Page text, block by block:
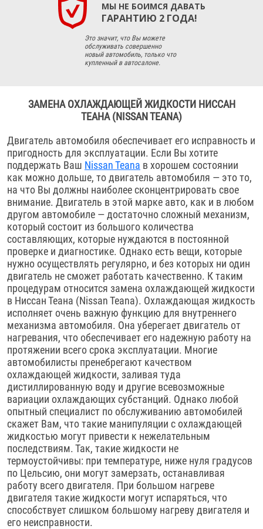
МЫ НЕ БОИМСЯ ДАВАТЬ
ГАРАНТИЮ 2 ГОДА!
Это значит, что Вы можете
обслуживать совершенно
новый автомобиль, только что
купленный в автосалоне.
ЗАМЕНА ОХЛАЖДАЮЩЕЙ ЖИДКОСТИ НИССАН
ТЕАНА (NISSAN TEANA)
Двигатель автомобиля обеспечивает его исправность и
пригодность для эксплуатации. Если Вы хотите
поддержать Ваш Nissan Teana в хорошем состоянии
как можно дольше, то двигатель автомобиля — это то,
на что Вы должны наиболее сконцентрировать свое
внимание. Двигатель в этой марке авто, как и в любом
другом автомобиле — достаточно сложный механизм,
который состоит из большого количества
составляющих, которые нуждаются в постоянной
проверке и диагностике. Однако есть вещи, которые
нужно осуществлять регулярно, и без которых ни один
двигатель не сможет работать качественно. К таким
процедурам относится замена охлаждающей жидкости
в Ниссан Теана (Nissan Teana). Охлаждающая жидкость
исполняет очень важную функцию для внутреннего
механизма автомобиля. Она уберегает двигатель от
нагревания, что обеспечивает его надежную работу на
протяжении всего срока эксплуатации. Многие
автомобилисты пренебрегают качеством
охлаждающей жидкости, заливая туда
дистиллированную воду и другие всевозможные
вариации охлаждающих субстанций. Однако любой
опытный специалист по обслуживанию автомобилей
скажет Вам, что такие манипуляции с охлаждающей
жидкостью могут привести к нежелательным
последствиям. Так, такие жидкости не
термоустойчивы: при температуре, ниже нуля градусов
по Цельсию, они могут замерзать, останавливая
работу всего двигателя. При большом нагреве
двигателя такие жидкости могут испаряться, что
способствует слишком большому нагреву двигателя и
его неисправности.